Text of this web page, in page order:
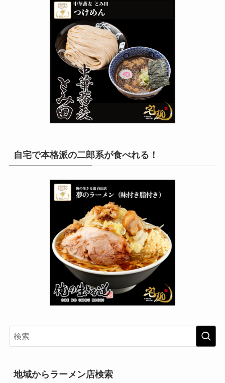
自宅で本格派の二郎系が食べれる！
地域からラーメン店検索